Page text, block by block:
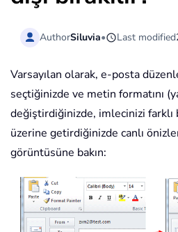
AuthorSiluvia• Last modified
Varsayılan olarak, e-posta
seçtiğinizde ve metin formatını
değiştirdiğinizde, imlecinizi farklı
üzerine getirdiğinizde canlı
görüntüsüne bakın: